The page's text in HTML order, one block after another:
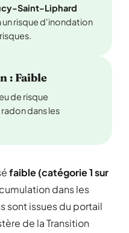
Saint-Liphard
un risque d'inondation
: Faible
de risque
dans les
faible (catégorie 1 sur
dans les
sont issues du portail
de la Transition